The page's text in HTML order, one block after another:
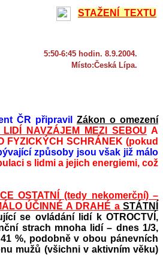
STAŽENÍ TEXTU
5:50-6:45 hodin. 8.9.2004.
Místo:Česká Lípa.
ČR připravilZákon o omezení
NAVZÁJEM MEZI SEBOU A
FYZICKÝCH SCHRÁNEK (pokud
způsoby jsou však již málo
s lidmi a jejich energiemi, což
OSTATNÍ (tedy nekomerční) –
ÚČINNÉ A DRAHÉ aSTÁTNÍ
se ovládání lidí k OTROCTVÍ,
strach mnoha lidí – dnes 1/3,
%, podobně v obou pánevních
mužů (všichni v aktivním věku)